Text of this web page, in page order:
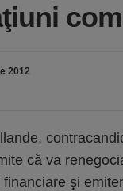
2012
că va
financiare şi